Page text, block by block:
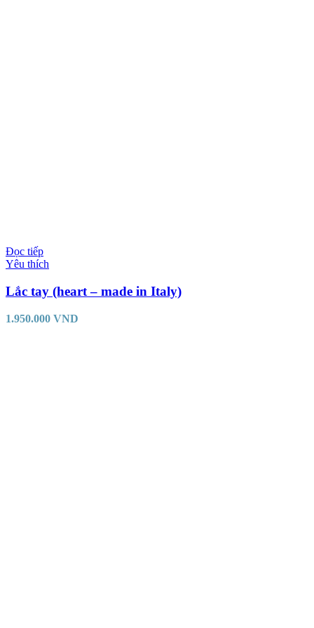
Đọc tiếp
Yêu thích
Lắc tay (heart – made in Italy)
1.950.000 VND